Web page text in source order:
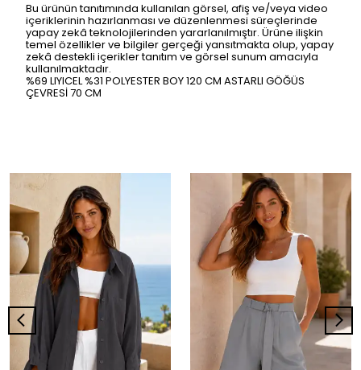
Bu ürünün tanıtımında kullanılan görsel, afiş ve/veya video
içeriklerinin hazırlanması ve düzenlenmesi süreçlerinde
yapay zekâ teknolojilerinden yararlanılmıştır. Ürüne ilişkin
temel özellikler ve bilgiler gerçeği yansıtmakta olup, yapay
zekâ destekli içerikler tanıtım ve görsel sunum amacıyla
kullanılmaktadır.
%69 LIYICEL %31 POLYESTER BOY 120 CM ASTARLI GÖĞÜS
ÇEVRESİ 70 CM